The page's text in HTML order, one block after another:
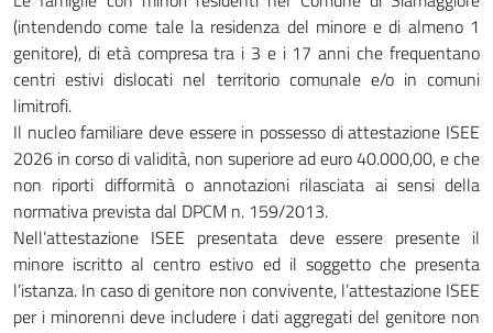
(intendendo come tale la residenza del minore e di almeno 1
genitore), di età compresa tra i 3 e i 17 anni che frequentano
centri estivi dislocati nel territorio comunale e/o in comuni
limitrofi.
Il nucleo familiare deve essere in possesso di attestazione ISEE
2026 in corso di validità, non superiore ad euro 40.000,00, e che
non riporti difformità o annotazioni rilasciata ai sensi della
normativa prevista dal DPCM n. 159/2013.
Nell’attestazione ISEE presentata deve essere presente il
minore iscritto al centro estivo ed il soggetto che presenta
l’istanza. In caso di genitore non convivente, l’attestazione ISEE
per i minorenni deve includere i dati aggregati del genitore non